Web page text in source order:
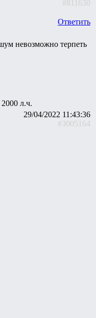
#811630
Ответить
невозможно терпеть
л.ч.
29/04/2022 11:43:36
#3005164